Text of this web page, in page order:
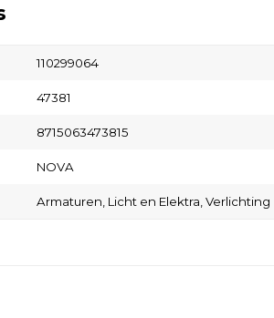
110299064
47381
8715063473815
NOVA
Armaturen, Licht en Elektra, Verlichting